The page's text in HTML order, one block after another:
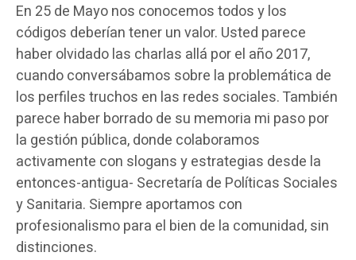
En 25 de Mayo nos conocemos todos y los
códigos deberían tener un valor. Usted parece
haber olvidado las charlas allá por el año 2017,
cuando conversábamos sobre la problemática de
los perfiles truchos en las redes sociales. También
parece haber borrado de su memoria mi paso por
la gestión pública, donde colaboramos
activamente con slogans y estrategias desde la
entonces-antigua- Secretaría de Políticas Sociales
y Sanitaria. Siempre aportamos con
profesionalismo para el bien de la comunidad, sin
distinciones.